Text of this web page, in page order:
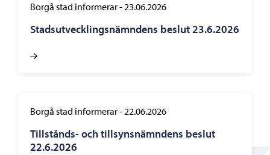
Borgå stad informerar-23.06.2026
Stadsutvecklingsnämndens beslut 23.6.2026
Borgå stad informerar-22.06.2026
Tillstånds- och tillsynsnämndens beslut
22.6.2026